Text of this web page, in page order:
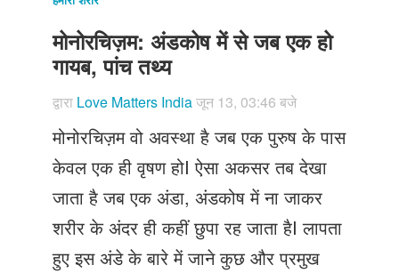
संपर्क करें
मोनोरचिज़म: अंडकोष में से जब एक हो
गायब, पांच तथ्य
द्वारा Love Matters Indiaजून 13, 03:46 बजे
मोनोरचिज़म वो अवस्था है जब एक पुरुष के पास
केवल एक ही वृषण होI ऐसा अकसर तब देखा
जाता है जब एक अंडा, अंडकोष में ना जाकर
शरीर के अंदर ही कहीं छुपा रह जाता हैI लापता
हुए इस अंडे के बारे में जाने कुछ और प्रमुख